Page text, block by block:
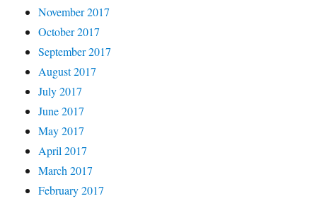
November 2017
October 2017
September 2017
August 2017
July 2017
June 2017
May 2017
April 2017
March 2017
February 2017